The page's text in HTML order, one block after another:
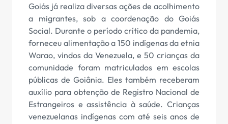
Goiás já realiza diversas ações de acolhimento
a migrantes, sob a coordenação do Goiás
Social. Durante o período crítico da pandemia,
forneceu alimentação a 150 indígenas da etnia
Warao, vindos da Venezuela, e 50 crianças da
comunidade foram matriculados em escolas
públicas de Goiânia. Eles também receberam
auxílio para obtenção de Registro Nacional de
Estrangeiros e assistência à saúde. Crianças
venezuelanas indígenas com até seis anos de